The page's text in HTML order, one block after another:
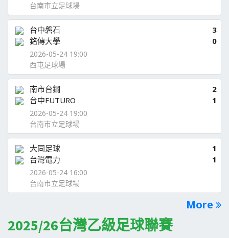
台南市立足球場
台中磐石
3
銘傳大學
0
2026-05-24 19:00
西屯足球場
南市台鋼
2
台中FUTURO
1
2026-05-24 19:00
台南市立足球場
大同足球
1
台灣電力
1
2026-05-24 16:00
台南市立足球場
More
2025/26台灣乙級足球聯賽